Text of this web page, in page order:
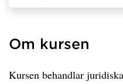
Om kursen
Kursen behandlar